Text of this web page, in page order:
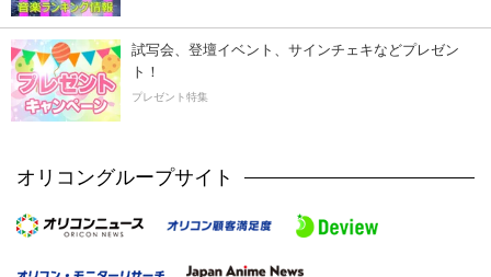
試写会、登壇イベント、サインチェキなどプレゼン
ト！
プレゼント特集
オリコングループサイト